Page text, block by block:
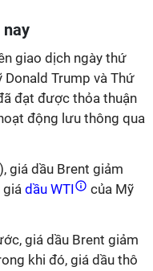
giao dịch ngày thứ
Trump và Thứ
đạt được thỏa thuận
động lưu thông qua
giá dầu Brent giảm
giá dầu WTI
của Mỹ
giá dầu Brent giảm
khi đó, giá dầu thô